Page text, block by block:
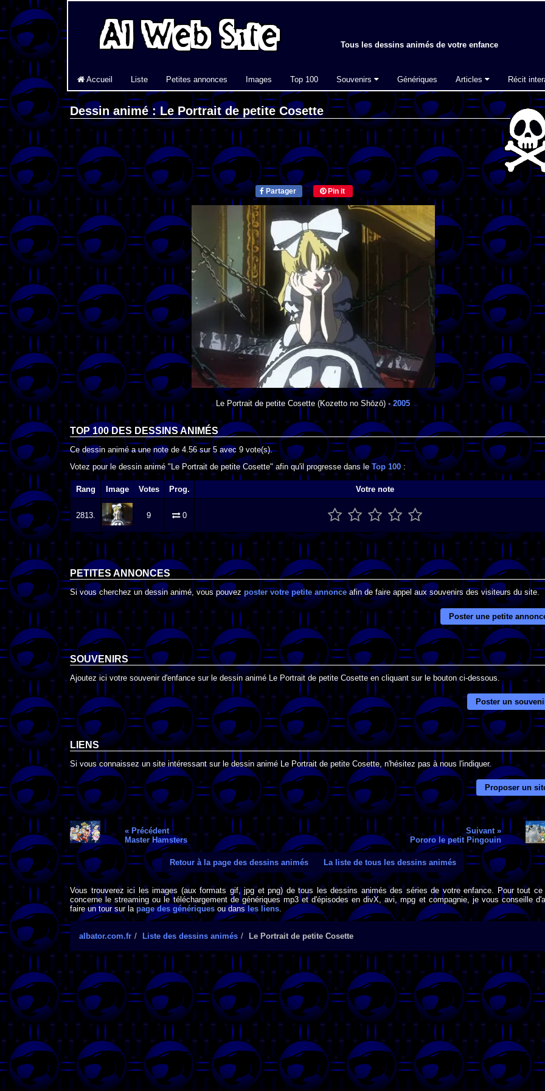
Tous les dessins animés de votre enfance
Accueil Liste Petites annonces Images Top 100 Souvenirs Génériques Articles Récit
Dessin animé : Le Portrait de petite Cosette
Partager Pin it
Le Portrait de petite Cosette(Kozetto no Shōzō) -2005
TOP 100 DES DESSINS ANIMÉS
Ce dessin animé a une note de 4.56sur5 avec 9 vote(s).
Votez pour le dessin animé "Le Portrait de petite Cosette" afin qu'il progresse dans leTop 100 :
Rang Image Votes Prog. Votre note
2813. 9 0
PETITES ANNONCES
Si vous cherchez un dessin animé, vous pouvez poster votre petite annonceafin de faire appel aux souvenirs des visiteurs du site.
Poster une petite
SOUVENIRS
Ajoutez ici votre souvenir d'enfance sur le dessin animé Le Portrait de petite Cosette en cliquant sur le bouton ci-dessous.
Poster un
LIENS
Si vous connaissez un site intéressant sur le dessin animé Le Portrait de petite Cosette, n'hésitez pas à nous l'indiquer.
Proposer un
« Précédent
Master Hamsters
Suivant »
Pororo le petit Pingouin
Retour à la page des dessins animés La liste de tous les dessins animés
Vous trouverez ici les images (aux formats gif, jpg et png) de tous les dessins animés des séries de votre enfance. Pour tout ce
concerne le streaming ou le téléchargement de génériques mp3 et d'épisodes en divX, avi, mpg et compagnie, je vous conseille
faire un tour sur la page des génériques ou dansles liens
albator.com.fr Liste des dessins animés Le Portrait de petite Cosette